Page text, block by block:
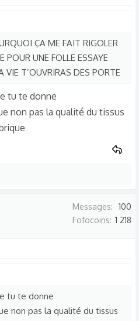
ÇA ME FAIT RIGOLER
POUR UNE FOLLE ESSAYE
VIE T’OUVRIRAS DES PORTE
tu te donne
non pas la qualité du tissus
Messages
100
Fofocoins 1 218
tu te donne
non pas la qualité du tissus